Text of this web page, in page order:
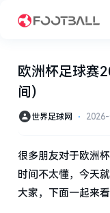
欧洲杯足球赛
间)
世界足球网 ⋅
很多朋友对于欧洲
时间不太懂，今天
大家，下面一起来看